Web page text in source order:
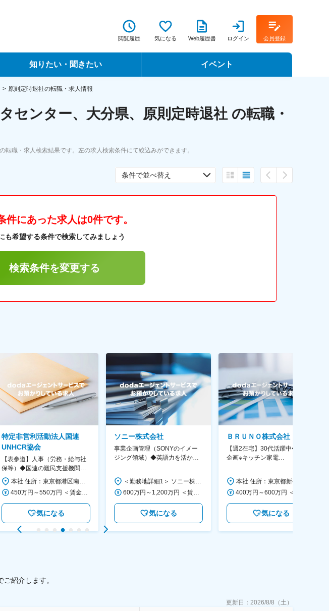
閲覧履歴 気になる Web履歴書 ログイン 会員登録
知りたい・聞きたい
転職ノウハウ
データで見る転職
イベント
転職フェア
原則定時退社の転職・求人情報
センター、大分県、原則定時退社 の転職・
職・求人検索結果です。左の求人検索条件にて絞込みができます。
条件で並べ替え
件にあった求人は0件です。
も希望する条件で検索してみましょう
検索条件を変更する
特定非営利活動法人国連
UNHCR協会
【表参道】人事（労務・給与社
保等）◆国連の難民支援機関の
活動を支える日本公式支援窓口
◆正職員登用前提
本社 住所：東京都港区南青山6-10-11 ウェスレーセンター3F 勤務地最寄駅：地下鉄各線／表参道駅 受動喫煙対策：屋内全面禁煙 変更の範囲：会社の定める事業所（リモートワーク含む）
450万円～550万円 ＜賃金形態＞ 月給制 ＜賃金内訳＞ 月額（基本給）：340,000円～420,000円 ＜月給＞ 340,000円～420,000円 ＜昇給有無＞ 有 ＜残業手当＞ 有 ＜給与補足＞ ※能力・経験によって決定します。 ■賞与あり（業績評価に応じて支給） 賃金はあくまでも目安の金額であり、選考を通じて上下する可能性があります。 月給(月額)は固定手当を含めた表記です。
気になる
ソニー株式会社
事業企画管理（SONYのイメー
ジング領域）◆英語力を活か
＜勤務地詳細1＞ ソニー株式会社 住所：神奈川県横浜市西区みなとみらい5-1-1 受動喫煙対策：屋内全面禁煙 ＜勤務地詳細2＞ ソニーシティ大崎 住所：東京都品川区大崎2-10-1 勤務地最寄駅：JR線／大崎駅 受動喫煙対策：屋内全面禁煙 変更の範囲：会社の定める事業所（リモートワーク含む）
600万円～1,200万円 ＜賃金形態＞ 月給制 ＜賃金内訳＞ 月額（基本給）：350,000円～500,000円 ＜月給＞ 350,000円～500,000円 ＜昇給有無＞ 有 ＜残業手当＞ 有 ＜給与補足＞ ※年収は経験や能力を考慮の上、当社規定により決定します。 賃金はあくまでも目安の金額であり、選考を通じて上下する可能性があります。 月給(月額)は固定手当を含めた表記です。
気になる
ＢＲＵＮＯ株式会社
【週2在宅】30代活躍中◆商品
企画※キッチン家電
画～調達／働き方◎
気になる
紹介します。
更新日： 2026/8/8（土）